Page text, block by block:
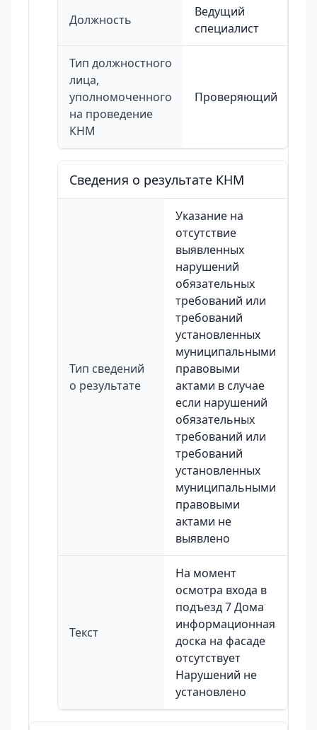
Должность
Ведущий
специалист
Тип должностного
лица,
уполномоченного
на проведение
КНМ
Проверяющий
Сведения о результате КНМ
Тип сведений
о результате
Указание на
отсутствие
выявленных
нарушений
обязательных
требований или
требований
установленных
муниципальными
правовыми
актами в случае
если нарушений
обязательных
требований или
требований
установленных
муниципальными
правовыми
актами не
выявлено
Текст
На момент
осмотра входа в
подъезд 7 Дома
информационная
доска на фасаде
отсутствует
Нарушений не
установлено